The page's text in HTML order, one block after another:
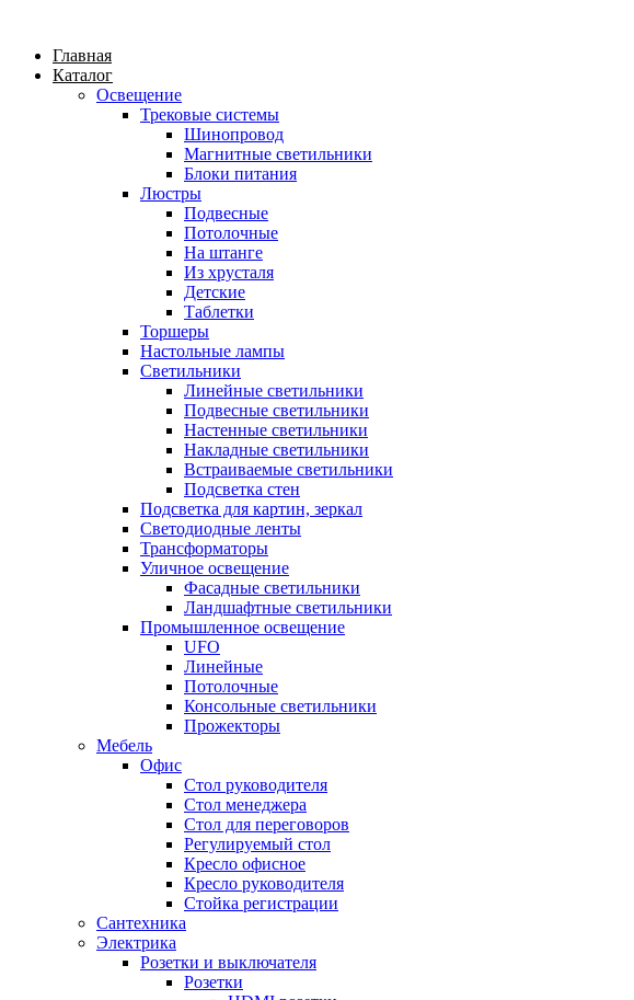
Главная
Каталог
Освещение
Трековые системы
Шинопровод
Магнитные светильники
Блоки питания
Люстры
Подвесные
Потолочные
На штанге
Из хрусталя
Детские
Таблетки
Торшеры
Настольные лампы
Светильники
Линейные светильники
Подвесные светильники
Настенные светильники
Накладные светильники
Встраиваемые светильники
Подсветка стен
Подсветка для картин, зеркал
Светодиодные ленты
Трансформаторы
Уличное освещение
Фасадные светильники
Ландшафтные светильники
Промышленное освещение
UFO
Линейные
Потолочные
Консольные светильники
Прожекторы
Мебель
Офис
Стол руководителя
Стол менеджера
Стол для переговоров
Регулируемый стол
Кресло офисное
Кресло руководителя
Стойка регистрации
Сантехника
Электрика
Розетки и выключателя
Розетки